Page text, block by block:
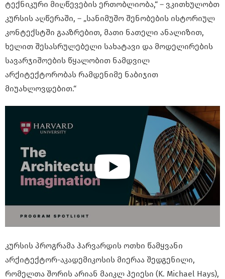
ტექნიკური მიღწევების ერთობლიობა,“ – ვკითხულობთ
კურსის აღწერაში, – „სანიმუშო შენობების ისტორიულ
კონტექსტში გააზრებით, მათი ნათელი ანალიზით,
ხელით შესასრულებელი სახატავი და მოდელირების
სავარჯიშოების წყალობით ნამდვილ
არქიტექტორობას რამდენიმე ნაბიჯით
მიუახლოვდებით.“
კურსის პროგრამა ჰარვარდის ოთხი წამყვანი
არქიტექტორ-აკადემიკოსის მიერაა შედგენილი,
რომელთა შორის არიან მაიკლ ჰეიესი (K. Michael Hays),